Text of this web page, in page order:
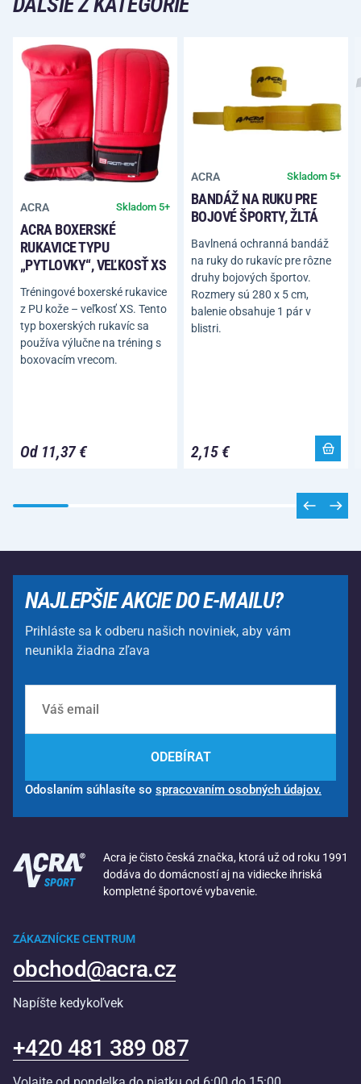
ACRA Skladom 5+
ACRA BOXERSKÉ
RUKAVICE TYPU
„PYTLOVKY“, VEĽKOSŤ XS
Tréningové boxerské rukavice
z PU kože – veľkosť XS. Tento
typ boxerských rukavíc sa
používa výlučne na tréning s
boxovacím vrecom.
Od 11,37 €
ACRA Skladom 5+
BANDÁŽ NA RUKU PRE
BOJOVÉ ŠPORTY, ŽLTÁ
Bavlnená ochranná bandáž
na ruky do rukavíc pre rôzne
druhy bojových športov.
Rozmery sú 280 x 5 cm,
balenie obsahuje 1 pár v
blistri.
2,15 €
NAJLEPŠIE AKCIE DO E-MAILU?
Prihláste sa k odberu našich noviniek, aby vám
neunikla žiadna zľava
ODEBÍRAT
Odoslaním súhlasíte so spracovaním osobných údajov.
Acra je čisto česká značka, ktorá už od roku 1991
dodáva do domácností aj na vidiecke ihriská
kompletné športové vybavenie.
ZÁKAZNÍCKE CENTRUM
obchod@acra.cz
Napíšte kedykoľvek
+420 481 389 087